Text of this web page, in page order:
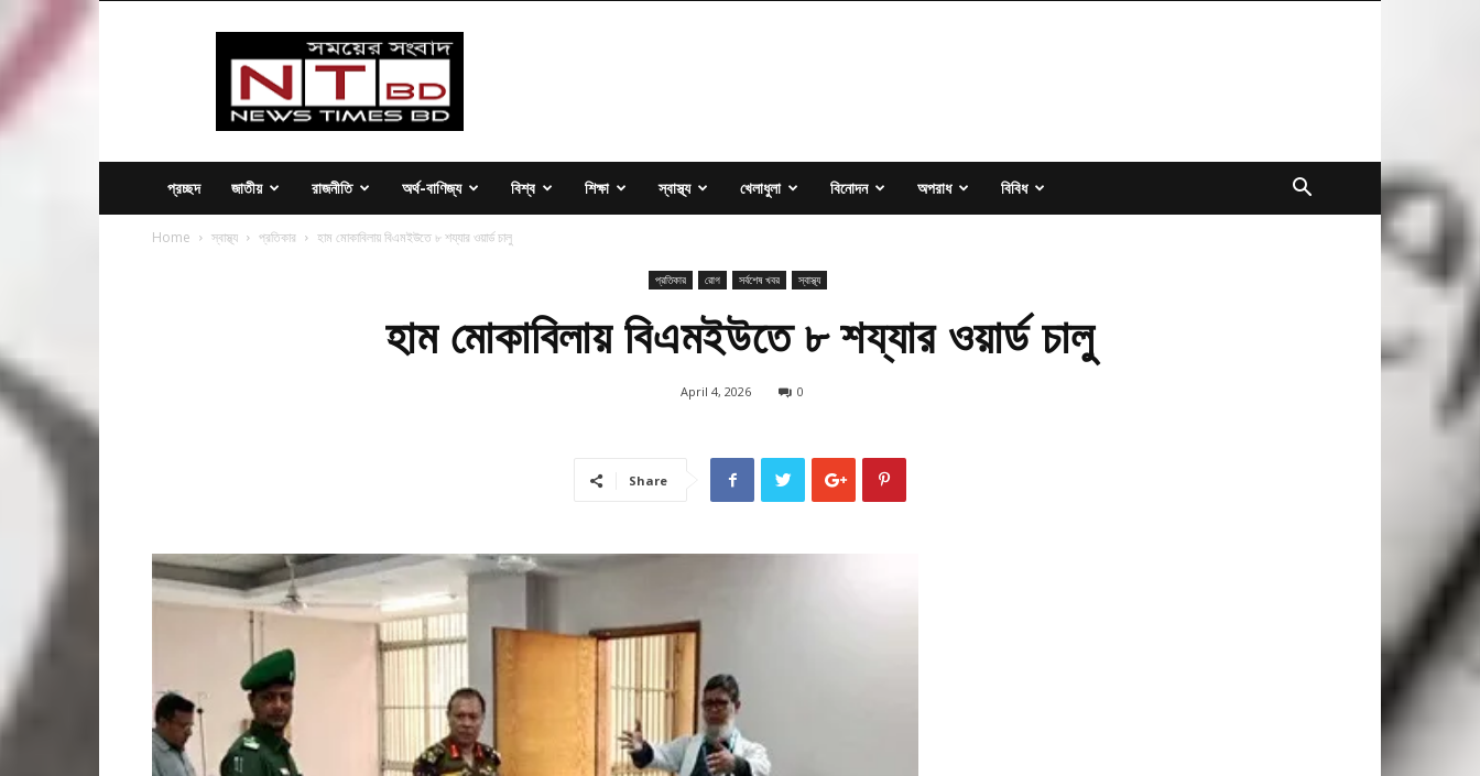
Times
প্রচ্ছদ জাতীয় রাজনীতি অর্থ-বাণিজ্য বিশ্ব শিক্ষা স্বাস্থ্য খেলাধুলা বিনোদন অপরাধ বিবিধ
Home স্বাস্থ্য প্রতিকার হাম মোকাবিলায় বিএমইউতে ৮ শয্যার ওয়ার্ড চালু
প্রতিকার রোগ সর্বশেষ খবর স্বাস্থ্য
হাম মোকাবিলায় বিএমইউতে ৮ শয্যার ওয়ার্ড চালু
April 4, 2026 0
Share